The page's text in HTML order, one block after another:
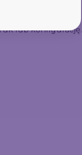
lub konfigurację.